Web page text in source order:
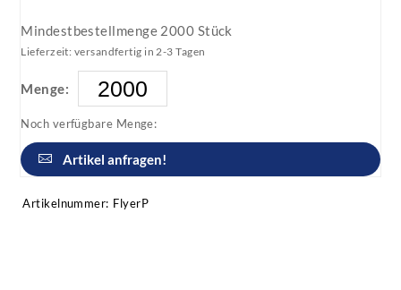
Mindestbestellmenge 2000 Stück
Lieferzeit: versandfertig in 2-3 Tagen
Menge:
Noch verfügbare Menge:
Artikel anfragen!
Artikelnummer: FlyerP